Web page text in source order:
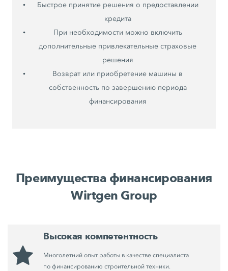
Быстрое принятие решения о предоставлении
кредита
При необходимости можно включить
дополнительные привлекательные страховые
решения
Возврат или приобретение машины в
собственность по завершению периода
финансирования
Преимущества финансирования
Wirtgen Group
Высокая компетентность
Многолетний опыт работы в качестве специалиста
по финансированию строительной техники.